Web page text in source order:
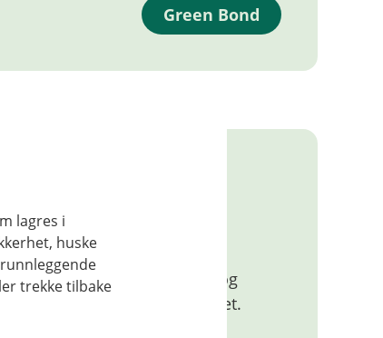
Green Bond
Bærekraft og
samfunnsansvar
Slik prioriterer vi bærekraft og
skaper vekst i lokalsamfunnet.
lagres i
huske
trekke tilbake